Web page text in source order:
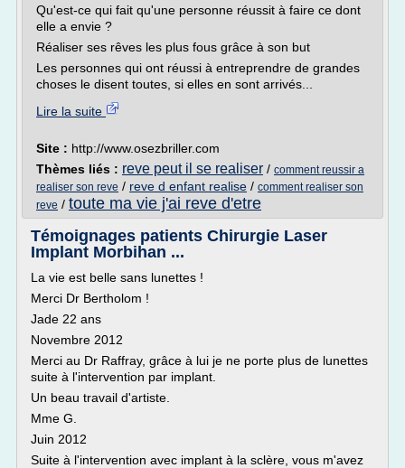
Qu'est-ce qui fait qu'une personne réussit à faire ce dont
elle a envie ?
Réaliser ses rêves les plus fous grâce à son but
Les personnes qui ont réussi à entreprendre de grandes
choses le disent toutes, si elles en sont arrivés...
Lire la suite
Site : http://www.osezbriller.com
Thèmes liés : reve peut il se realiser / comment reussir a
realiser son reve / reve d enfant realise / comment realiser son
reve / toute ma vie j'ai reve d'etre
Témoignages patients Chirurgie Laser
Implant Morbihan ...
La vie est belle sans lunettes !
Merci Dr Bertholom !
Jade 22 ans
Novembre 2012
Merci au Dr Raffray, grâce à lui je ne porte plus de lunettes
suite à l'intervention par implant.
Un beau travail d'artiste.
Mme G.
Juin 2012
Suite à l'intervention avec implant à la sclère, vous m'avez